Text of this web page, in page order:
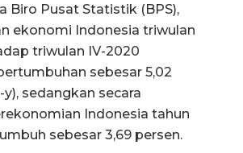
Biro Pusat Statistik (BPS),
ekonomi Indonesia triwulan
triwulan IV-2020
sebesar 5,02
sedangkan secara
Indonesia tahun
sebesar 3,69 persen.